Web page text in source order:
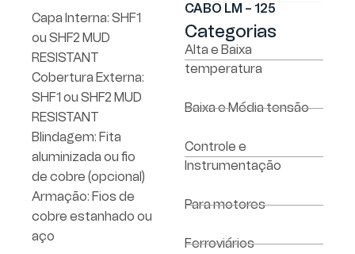
Capa Interna: SHF1
ou SHF2 MUD
RESISTANT
Cobertura Externa:
SHF1 ou SHF2 MUD
RESISTANT
Blindagem: Fita
aluminizada ou fio
de cobre (opcional)
Armação: Fios de
cobre estanhado ou
aço
CABO LM – 125
Categorias
Alta e Baixa
temperatura
Baixa e Média tensão
Controle e
Instrumentação
Para motores
Ferroviários